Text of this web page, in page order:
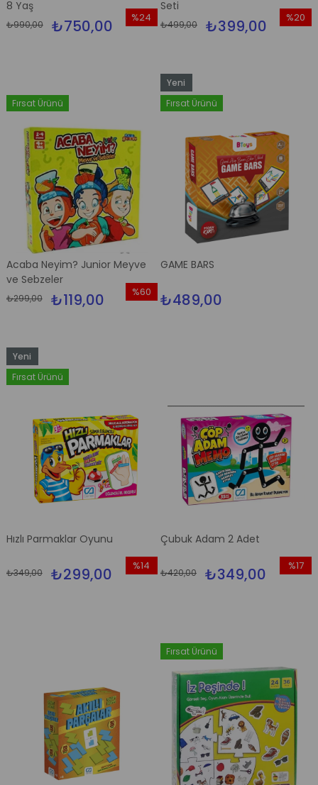
8 Yaş
₺750,00
₺990,00
%24
Seti
₺399,00
₺499,00
%20
Acaba Neyim? Junior Meyve
ve Sebzeler
₺119,00
₺299,00
%60
Fırsat Ürünü
GAME BARS
₺489,00
Yeni
Ürün
Fırsat Ürünü
Hızlı Parmaklar Oyunu
₺299,00
₺349,00
%14
Yeni
Ürün
Fırsat Ürünü
Çubuk Adam 2 Adet
₺349,00
₺420,00
%17
Fırsat Ürünü